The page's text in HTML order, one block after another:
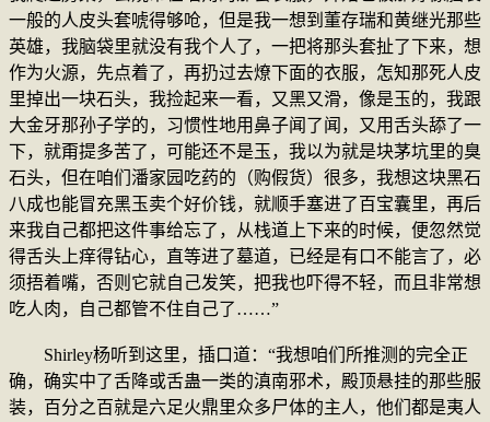
一般的人皮头套唬得够呛，但是我一想到董存瑞和黄继光那些
英雄，我脑袋里就没有我个人了，一把将那头套扯了下来，想
作为火源，先点着了，再扔过去燎下面的衣服，怎知那死人皮
里掉出一块石头，我捡起来一看，又黑又滑，像是玉的，我跟
大金牙那孙子学的，习惯性地用鼻子闻了闻，又用舌头舔了一
下，就甭提多苦了，可能还不是玉，我以为就是块茅坑里的臭
石头，但在咱们潘家园吃药的（购假货）很多，我想这块黑石
八成也能冒充黑玉卖个好价钱，就顺手塞进了百宝囊里，再后
来我自己都把这件事给忘了，从栈道上下来的时候，便忽然觉
得舌头上痒得钻心，直等进了墓道，已经是有口不能言了，必
须捂着嘴，否则它就自己发笑，把我也吓得不轻，而且非常想
吃人肉，自己都管不住自己了……”
Shirley杨听到这里，插口道：“我想咱们所推测的完全正
确，确实中了舌降或舌蛊一类的滇南邪术，殿顶悬挂的那些服
装，百分之百就是六足火鼎里众多尸体的主人，他们都是夷人